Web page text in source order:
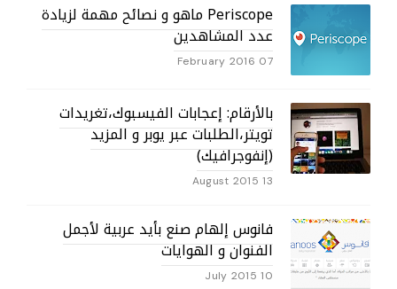
Periscope ماهو و نصائح مهمة لزيادة
عدد المشاهدين
07 February 2016
بالأرقام: إعجابات الفيسبوك،تغريدات
تويتر،الطلبات عبر يوبر و المزيد
(إنفوجرافيك)
13 August 2015
فانوس إلهام صنع بأيد عربية لأجمل
الفنوان و الهوايات
10 July 2015